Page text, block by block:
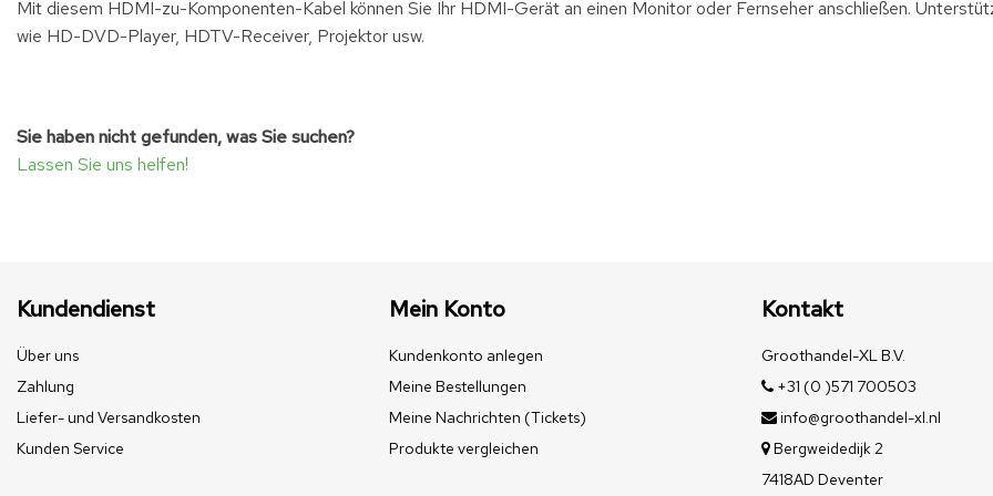
Mit diesem HDMI-zu-Komponenten-Kabel können Sie Ihr HDMI-Gerät an einen Monitor oder Fernseher anschließen.
wie HD-DVD-Player, HDTV-Receiver, Projektor usw.
Sie haben nicht gefunden, was Sie suchen?
Lassen Sie uns helfen!
Kundendienst
Über uns
Zahlung
Liefer- und Versandkosten
Kunden Service
Mein Konto
Kundenkonto anlegen
Meine Bestellungen
Meine Nachrichten (Tickets)
Produkte vergleichen
Kontakt
Groothandel-XL B.V.
+31 (0 )571 700503
info@groothandel-xl.nl
Bergweidedijk 2
7418AD Deventer